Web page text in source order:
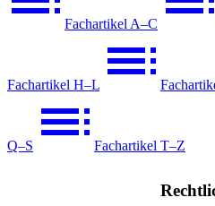
Fachartikel A–C
Fachartikel H–L
Q–S Fachartikel T–Z